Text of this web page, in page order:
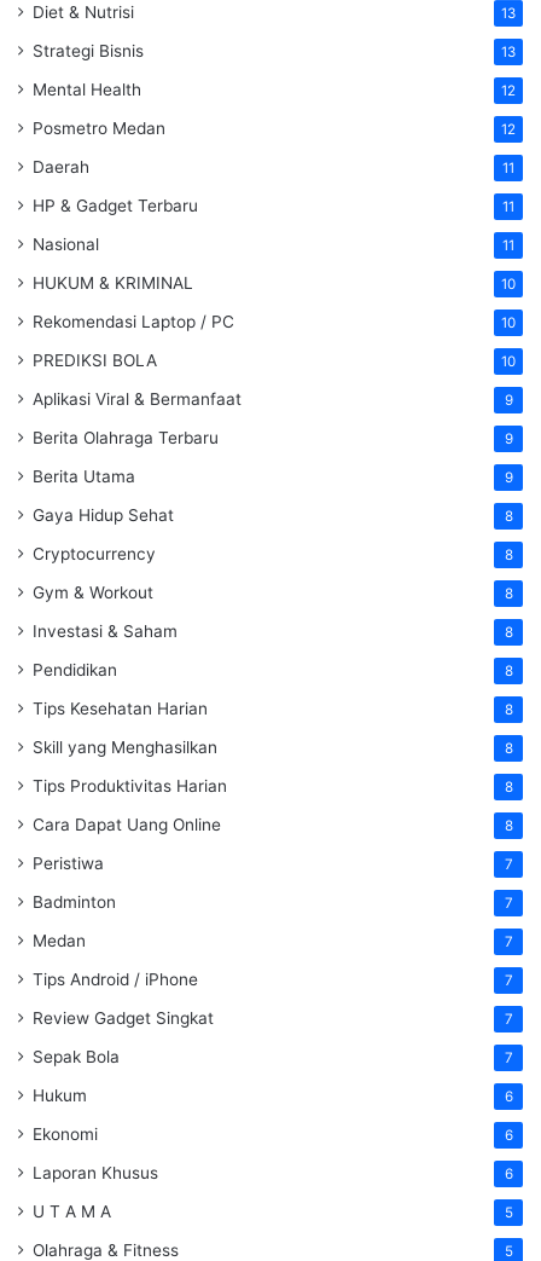
Diet & Nutrisi 13
Strategi Bisnis 13
Mental Health 12
Posmetro Medan 12
Daerah 11
HP & Gadget Terbaru 11
Nasional 11
HUKUM & KRIMINAL 10
Rekomendasi Laptop / PC 10
PREDIKSI BOLA 10
Aplikasi Viral & Bermanfaat 9
Berita Olahraga Terbaru 9
Berita Utama 9
Gaya Hidup Sehat 8
Cryptocurrency 8
Gym & Workout 8
Investasi & Saham 8
Pendidikan 8
Tips Kesehatan Harian 8
Skill yang Menghasilkan 8
Tips Produktivitas Harian 8
Cara Dapat Uang Online 8
Peristiwa 7
Badminton 7
Medan 7
Tips Android / iPhone 7
Review Gadget Singkat 7
Sepak Bola 7
Hukum 6
Ekonomi 6
Laporan Khusus 6
U T A M A 5
Olahraga & Fitness 5